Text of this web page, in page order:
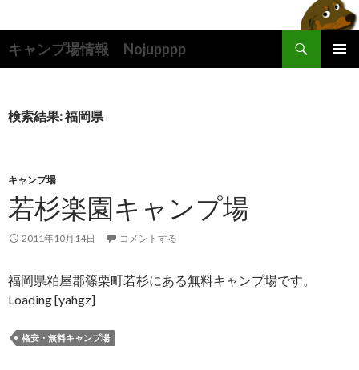
キャンプ場情報 Nojupppp
索
ン
キ
ッ
プ
検索結果: 福岡県
キャンプ場
若杉楽園キャンプ場
2011年10月14日 コメントする
福岡県粕屋郡篠栗町若杉にある無料キャンプ場です。
Loading [yahgz]
格安・無料キャンプ場